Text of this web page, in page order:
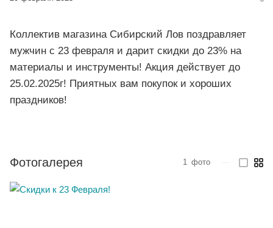
Коллектив магазина Сибирский Лов поздравляет
мужчин с 23 февраля и дарит скидки до 23% на
материалы и инструменты! Акция действует до
25.02.2025г! Приятных вам покупок и хороших
праздников!
Фотогалерея 1 фото